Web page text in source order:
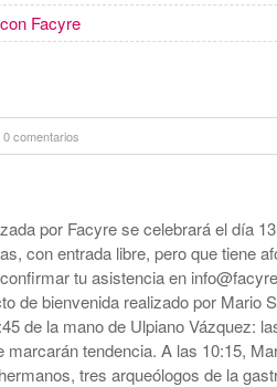
Facyre
0 comentarios
por Facyre se celebrará el día
con entrada libre, pero que tiene
tu asistencia en
de bienvenida realizado por Mario
de la mano de Ulpiano Vázquez:
tendencia. A las 10:15,
tres arqueólogos de la